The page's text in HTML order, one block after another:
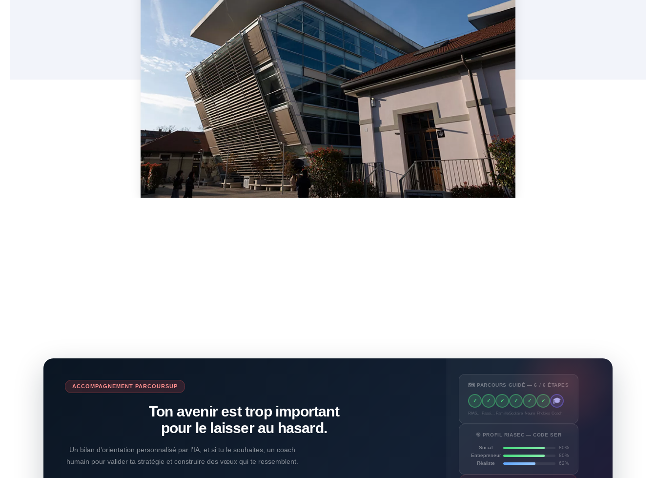
ACCOMPAGNEMENT PARCOURSUP
Ton avenir est trop important
pour le laisser au hasard.
Un bilan d'orientation personnalisé par l'IA, et si tu le souhaites, un coach
humain pour valider ta stratégie et construire des vœux qui te ressemblent.
🗺️ PARCOURS GUIDÉ — 6 / 6 ÉTAPES
✓ ✓ ✓ ✓ ✓ ✓ 🎓
RIASEC Passions Famille Scolaire Neuro Phobies Coach
🎯 PROFIL RIASEC — CODE SER
Social
80%
Entrepreneur
80%
Réaliste
62%